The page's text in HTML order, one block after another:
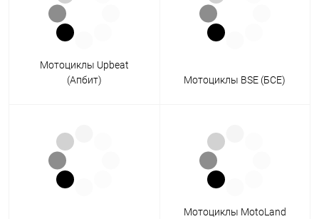
Мотоциклы Upbeat
(Апбит)
Мотоциклы BSE (БСЕ)
Мотоциклы MotoLand